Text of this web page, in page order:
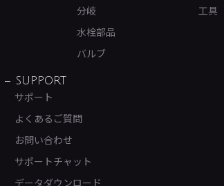
分岐
水栓部品
バルブ
工具
SUPPORT
サポート
よくあるご質問
お問い合わせ
サポートチャット
データダウンロード